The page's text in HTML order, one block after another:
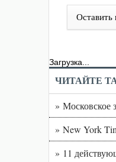
Оставить
Загрузка...
ЧИТАЙТЕ
» Московское
» New York
» 11